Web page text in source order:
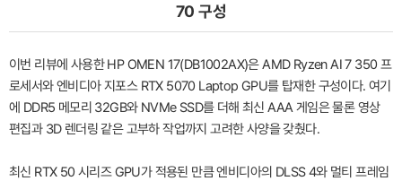
70 구성
이번 리뷰에 사용한 HP OMEN 17(DB1002AX)은 AMD Ryzen AI 7 350 프
로세서와 엔비디아 지포스 RTX 5070 Laptop GPU를 탑재한 구성이다. 여기
에 DDR5 메모리 32GB와 NVMe SSD를 더해 최신 AAA 게임은 물론 영상
편집과 3D 렌더링 같은 고부하 작업까지 고려한 사양을 갖췄다.
최신 RTX 50 시리즈 GPU가 적용된 만큼 엔비디아의 DLSS 4와 멀티 프레임